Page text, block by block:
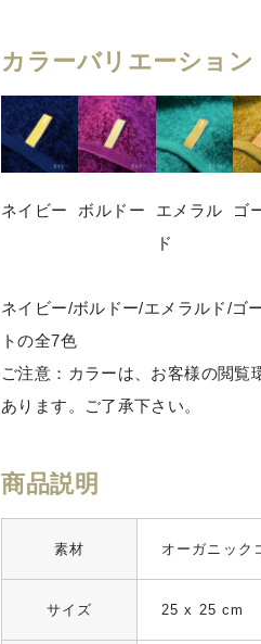
カラーバリエーション
ネイビー ボルドー
エメラル
ド
ゴ
ネイビー/ボルドー/エメラルド/ゴ
トの全7色
ご注意：カラーは、お客様の閲覧
あります。ご了承下さい。
商品説明
素材 オーガニッ
サイズ 25 x 25 cm